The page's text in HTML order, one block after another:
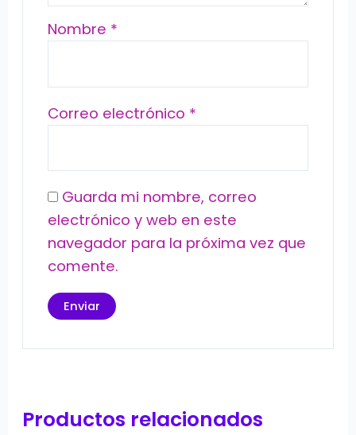
Nombre *
Correo electrónico *
Guarda mi nombre, correo
electrónico y web en este
navegador para la próxima vez que
comente.
Productos relacionados